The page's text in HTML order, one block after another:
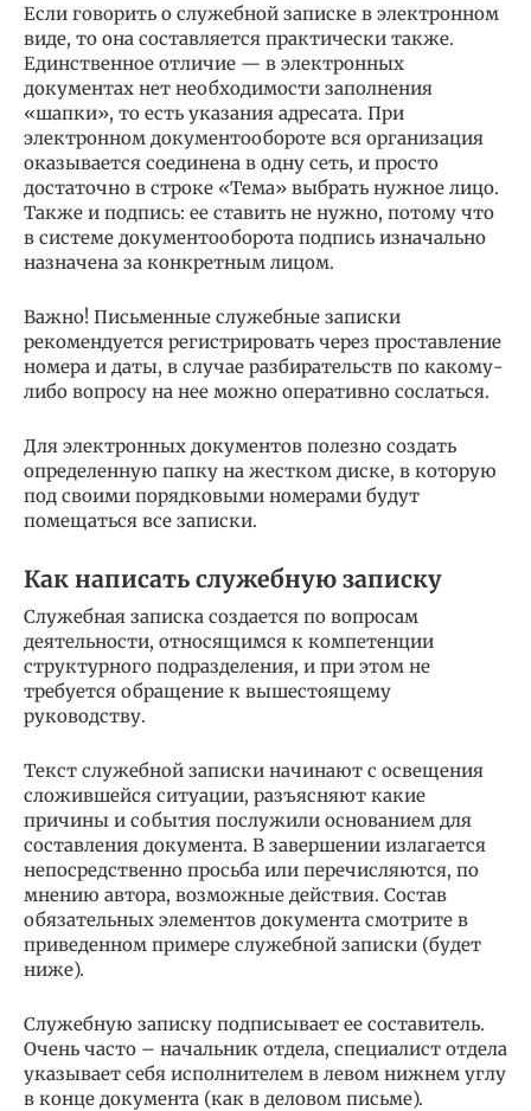
Если говорить о служебной записке в электронном
виде, то она составляется практически также.
Единственное отличие — в электронных
документах нет необходимости заполнения
«шапки», то есть указания адресата. При
электронном документообороте вся организация
оказывается соединена в одну сеть, и просто
достаточно в строке «Тема» выбрать нужное лицо.
Также и подпись: ее ставить не нужно, потому что
в системе документооборота подпись изначально
назначена за конкретным лицом.
Важно! Письменные служебные записки
рекомендуется регистрировать через проставление
номера и даты, в случае разбирательств по какому-
либо вопросу на нее можно оперативно сослаться.
Для электронных документов полезно создать
определенную папку на жестком диске, в которую
под своими порядковыми номерами будут
помещаться все записки.
Как написать служебную записку
Служебная записка создается по вопросам
деятельности, относящимся к компетенции
структурного подразделения, и при этом не
требуется обращение к вышестоящему
руководству.
Текст служебной записки начинают с освещения
сложившейся ситуации, разъясняют какие
причины и события послужили основанием для
составления документа. В завершении излагается
непосредственно просьба или перечисляются, по
мнению автора, возможные действия. Состав
обязательных элементов документа смотрите в
приведенном примере служебной записки (будет
ниже).
Служебную записку подписывает ее составитель.
Очень часто – начальник отдела, специалист отдела
указывает себя исполнителем в левом нижнем углу
в конце документа (как в деловом письме).